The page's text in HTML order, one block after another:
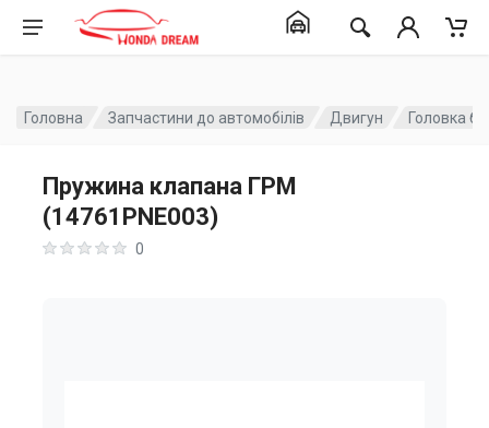
Головна Запчастини до автомобілів Двигун Головка
Пружина клапана ГРМ
(14761PNE003)
0